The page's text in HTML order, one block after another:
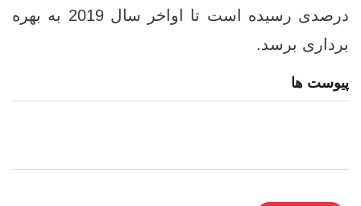
درصدی رسیده است تا اواخر سال 2019 به بهره
برداری برسد.
پیوست ها